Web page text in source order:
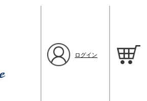
ログイン